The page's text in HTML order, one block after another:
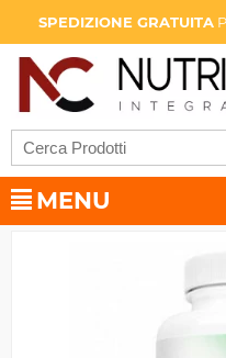
SPEDIZIONE GRATUITA
MENU